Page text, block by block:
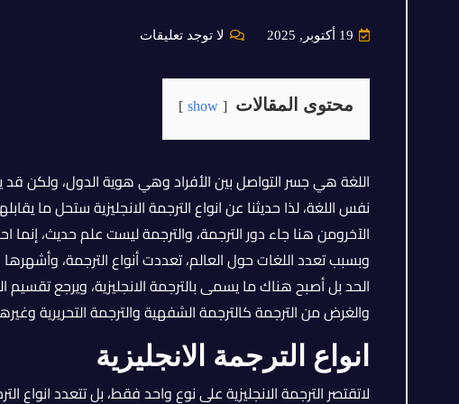
لا توجد تعليقات
محتوى المقالات show
اللغة هي جسر التواصل بين الأفراد وهي هوية الدول، ولكن
نفس اللغة، لذا حديثنا عن انواع الترجمة الانجليزية ستحل ما
الآخرومن هنا جاء دور الترجمة، والترجمة ليست علم حديث، إنما
وبسبب تعدد اللغات حول العالم، تعددت أنواع الترجمة،
الحد بل أصبح هناك ما يسمى بالترجمة الانجليزية، ويرجع تقسيم
والغرض من الترجمة كالترجمة الشفهية والترجمة التحريرية
انواع الترجمة الانجليزية
لاتقتصر الترجمة الانجليزية على نوع واحد فقط، بل تتعدد انواع